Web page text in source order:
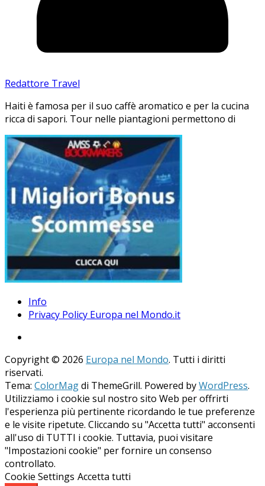
Redattore Travel
Haiti è famosa per il suo caffè aromatico e per la cucina
ricca di sapori. Tour nelle piantagioni permettono di
Info
Privacy Policy Europa nel Mondo.it
Copyright © 2026 Europa nel Mondo. Tutti i diritti
riservati.
Tema: ColorMagdi ThemeGrill. Powered byWordPress.
Utilizziamo i cookie sul nostro sito Web per offrirti
l'esperienza più pertinente ricordando le tue preferenze
e le visite ripetute. Cliccando su "Accetta tutti" acconsenti
all'uso di TUTTI i cookie. Tuttavia, puoi visitare
"Impostazioni cookie" per fornire un consenso
controllato.
Cookie Settings Accetta tutti